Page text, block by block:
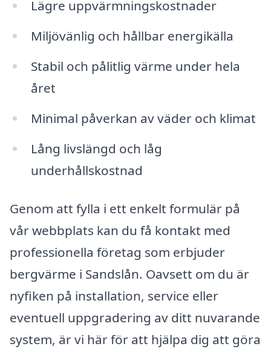
Lägre uppvärmningskostnader
Miljövänlig och hållbar energikälla
Stabil och pålitlig värme under hela
året
Minimal påverkan av väder och klimat
Lång livslängd och låg
underhållskostnad
Genom att fylla i ett enkelt formulär på
vår webbplats kan du få kontakt med
professionella företag som erbjuder
bergvärme i Sandslån. Oavsett om du är
nyfiken på installation, service eller
eventuell uppgradering av ditt nuvarande
system, är vi här för att hjälpa dig att göra